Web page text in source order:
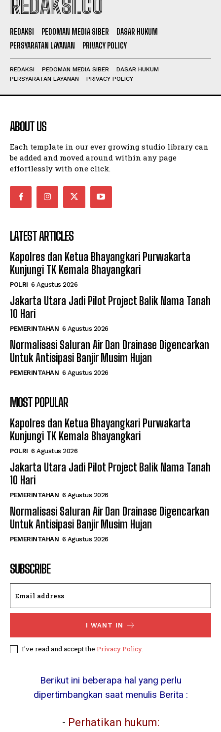
REDAKSI.CO
REDAKSI PEDOMAN MEDIA SIBER
DASAR HUKUM
PERSYARATAN LAYANAN
PRIVACY POLICY
REDAKSI PEDOMAN MEDIA SIBER
DASAR HUKUM
PERSYARATAN LAYANAN
PRIVACY POLICY
ABOUT US
Each template in our ever growing studio library can
be added and moved around within any page
effortlessly with one click.
LATEST ARTICLES
Kapolres dan Ketua Bhayangkari Purwakarta
Kunjungi TK Kemala Bhayangkari
POLRI 6 Agustus 2026
Jakarta Utara Jadi Pilot Project Balik Nama Tanah
10 Hari
PEMERINTAHAN 6 Agustus 2026
Normalisasi Saluran Air Dan Drainase Digencarkan
Untuk Antisipasi Banjir Musim Hujan
PEMERINTAHAN 6 Agustus 2026
MOST POPULAR
Kapolres dan Ketua Bhayangkari Purwakarta
Kunjungi TK Kemala Bhayangkari
POLRI 6 Agustus 2026
Jakarta Utara Jadi Pilot Project Balik Nama Tanah
10 Hari
PEMERINTAHAN 6 Agustus 2026
Normalisasi Saluran Air Dan Drainase Digencarkan
Untuk Antisipasi Banjir Musim Hujan
PEMERINTAHAN 6 Agustus 2026
SUBSCRIBE
I WANT IN
I've read and accept the Privacy Policy.
Berikut ini beberapa hal yang perlu
dipertimbangkan saat menulis Berita :
- Perhatikan hukum: